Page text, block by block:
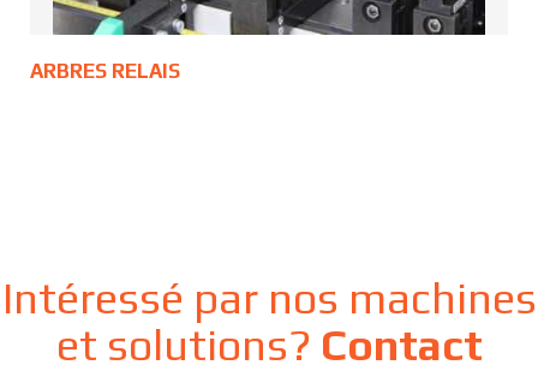
ARBRES RELAIS
Intéressé par nos machines
et solutions? Contact